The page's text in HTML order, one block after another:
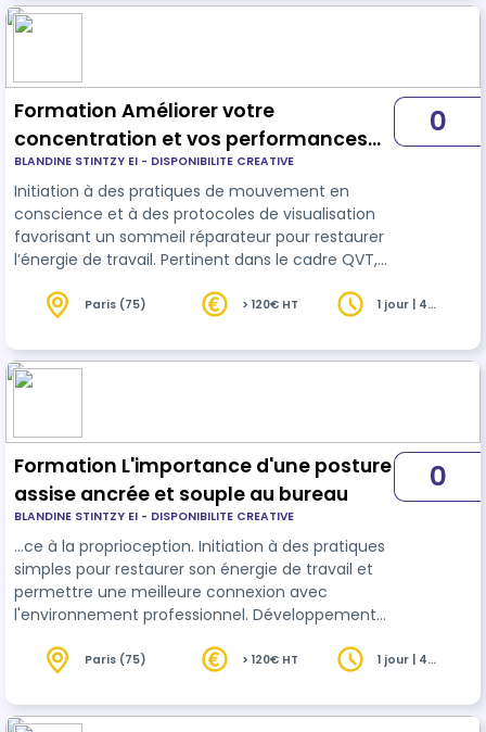
d’échauffement
Formation Améliorer votre
concentration et vos performances
avec un sommeil réparateur
BLANDINE STINTZY EI - DISPONIBILITE CREATIVE
Initiation à des pratiques de mouvement en
conscience et à des protocoles de visualisation
favorisant un sommeil réparateur pour restaurer
l’énergie de travail. Pertinent dans le cadre QVT,
collaborateurs travaillant en horaires décalés ou
0
Paris (75) > 120€ HT
1 jour | 4
Formation L'importance d'une posture
assise ancrée et souple au bureau
BLANDINE STINTZY EI - DISPONIBILITE CREATIVE
…ce à la proprioception. Initiation à des pratiques
simples pour restaurer son énergie de travail et
permettre une meilleure connexion avec
l'environnement professionnel. Développement
problématiques de
Gesteset Postures dans le
0
Paris (75) > 120€ HT
1 jour | 4